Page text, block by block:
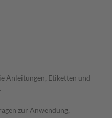
Anleitungen, Etiketten und
zur Anwendung,